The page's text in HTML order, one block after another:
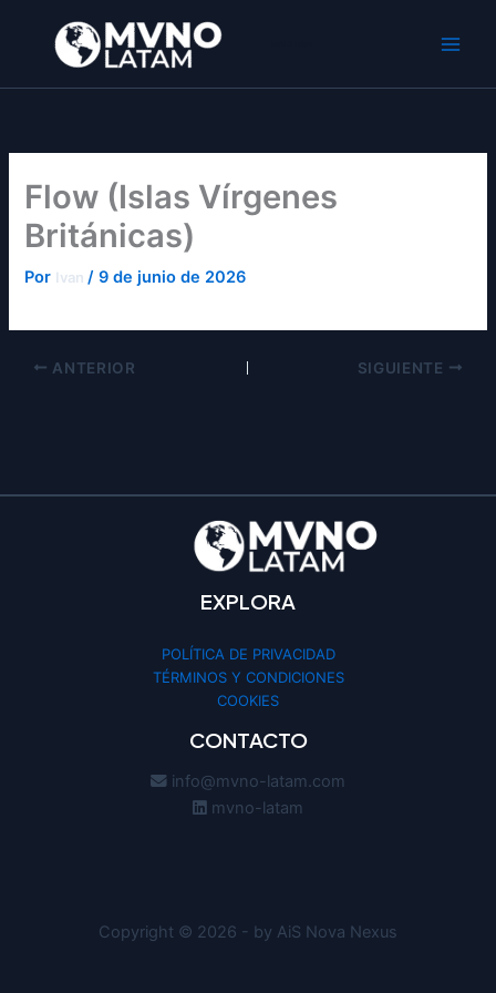
contenido
Flow (Islas Vírgenes
Británicas)
Por Ivan/9 de junio de 2026
ANTERIOR SIGUIENTE
EXPLORA
POLÍTICA DE PRIVACIDAD
TÉRMINOS Y CONDICIONES
COOKIES
CONTACTO
info@mvno-latam.com
mvno-latam
Copyright © 2026 - by AiS Nova Nexus